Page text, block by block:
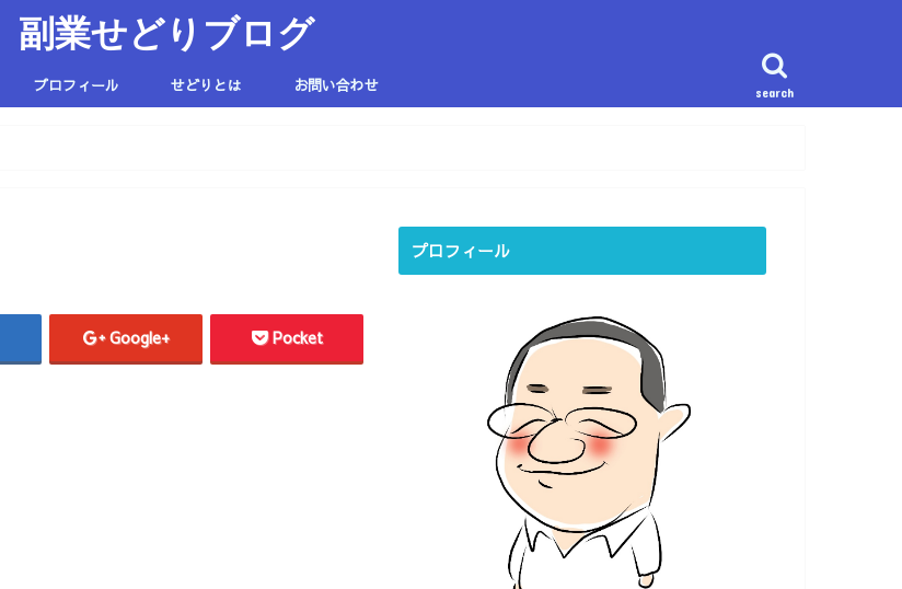
副業せどりブログ
search
プロフィール せどりとは お問い合わせ
Google+ Pocket
プロフィール